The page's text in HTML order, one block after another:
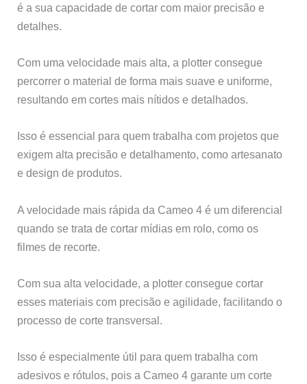
é a sua capacidade de cortar com maior precisão e
detalhes.
Com uma velocidade mais alta, a plotter consegue
percorrer o material de forma mais suave e uniforme,
resultando em cortes mais nítidos e detalhados.
Isso é essencial para quem trabalha com projetos que
exigem alta precisão e detalhamento, como artesanato
e design de produtos.
A velocidade mais rápida da Cameo 4 é um diferencial
quando se trata de cortar mídias em rolo, como os
filmes de recorte.
Com sua alta velocidade, a plotter consegue cortar
esses materiais com precisão e agilidade, facilitando o
processo de corte transversal.
Isso é especialmente útil para quem trabalha com
adesivos e rótulos, pois a Cameo 4 garante um corte